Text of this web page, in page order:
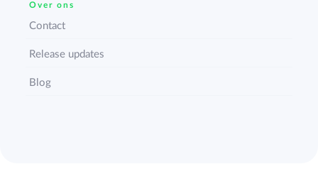
Over ons
Contact
Release updates
Blog